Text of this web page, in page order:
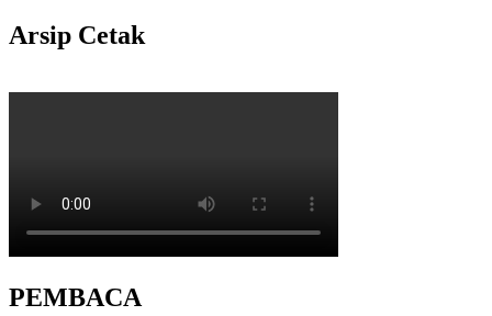
Arsip Cetak
PEMBACA